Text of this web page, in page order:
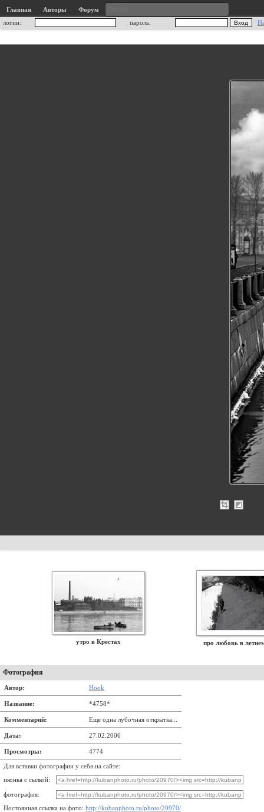
Главная Авторы
Форум
логин:
пароль:
утро в Крестах про любовь в
Фотография
Автор: Hook
Название: *4758*
Комментарий: Еще одна лубочная открытка...
Дата: 27.02.2006
Просмотры: 4774
Для вставки фотографии у себя на сайте:
иконка с сылкой:
фотография:
Постоянная ссылка на фото: http://kubanphoto.ru/photo/20970/